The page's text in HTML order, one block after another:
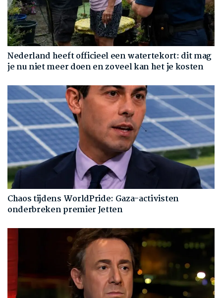
Nederland heeft officieel een watertekort: dit mag
je nu niet meer doen en zoveel kan het je kosten
Chaos tijdens WorldPride: Gaza-activisten
onderbreken premier Jetten